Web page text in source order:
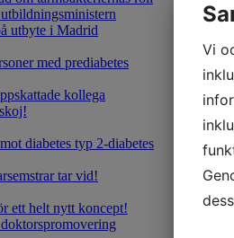
utbyte i Madrid
med prediabetes
kollega
diabetes typ 2-diabetes
tar vid!
ett helt nytt koncept!
Vi